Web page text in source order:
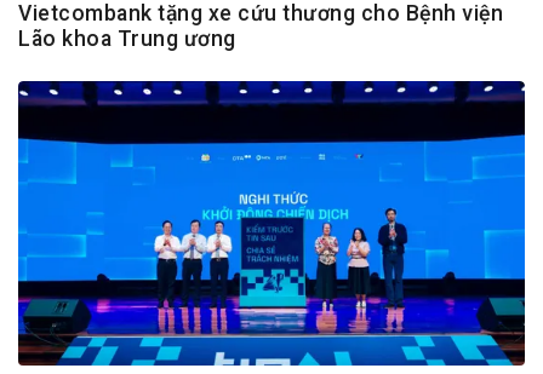
Vietcombank tặng xe cứu thương cho Bệnh viện
Lão khoa Trung ương